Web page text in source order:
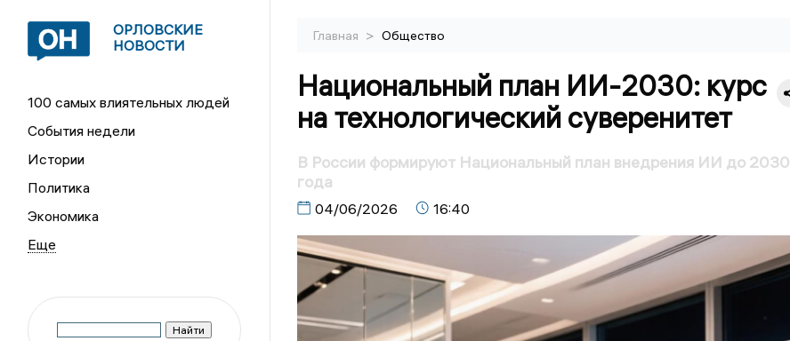
ОРЛОВСКИЕ
НОВОСТИ
100 самых влиятельных людей
События недели
Истории
Политика
Экономика
Главная > Общество
Национальный план ИИ-2030: курс
на технологический суверенитет
В России формируют Национальный план внедрения ИИ до 2030
года
04/06/2026 16:40